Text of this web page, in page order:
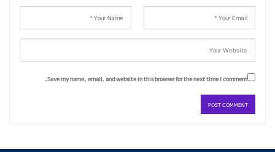
Save my name, email, and website in this browser for the next time I comment.